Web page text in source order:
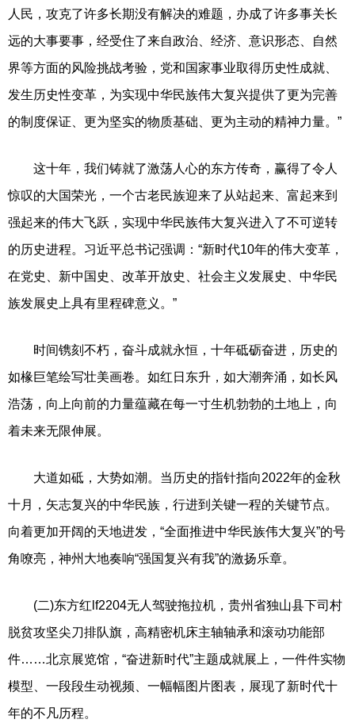
人民，攻克了许多长期没有解决的难题，办成了许多事关长
远的大事要事，经受住了来自政治、经济、意识形态、自然
界等方面的风险挑战考验，党和国家事业取得历史性成就、
发生历史性变革，为实现中华民族伟大复兴提供了更为完善
的制度保证、更为坚实的物质基础、更为主动的精神力量。”
这十年，我们铸就了激荡人心的东方传奇，赢得了令人
惊叹的大国荣光，一个古老民族迎来了从站起来、富起来到
强起来的伟大飞跃，实现中华民族伟大复兴进入了不可逆转
的历史进程。习近平总书记强调：“新时代10年的伟大变革，
在党史、新中国史、改革开放史、社会主义发展史、中华民
族发展史上具有里程碑意义。”
时间镌刻不朽，奋斗成就永恒，十年砥砺奋进，历史的
如椽巨笔绘写壮美画卷。如红日东升，如大潮奔涌，如长风
浩荡，向上向前的力量蕴藏在每一寸生机勃勃的土地上，向
着未来无限伸展。
大道如砥，大势如潮。当历史的指针指向2022年的金秋
十月，矢志复兴的中华民族，行进到关键一程的关键节点。
向着更加开阔的天地进发，“全面推进中华民族伟大复兴”的号
角嘹亮，神州大地奏响“强国复兴有我”的激扬乐章。
(二)东方红lf2204无人驾驶拖拉机，贵州省独山县下司村
脱贫攻坚尖刀排队旗，高精密机床主轴轴承和滚动功能部
件……北京展览馆，“奋进新时代”主题成就展上，一件件实物
模型、一段段生动视频、一幅幅图片图表，展现了新时代十
年的不凡历程。